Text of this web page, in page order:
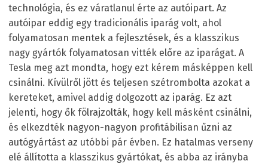
technológia, és ez váratlanul érte az autóipart. Az
autóipar eddig egy tradicionális iparág volt, ahol
folyamatosan mentek a fejlesztések, és a klasszikus
nagy gyártók folyamatosan vitték előre az iparágat. A
Tesla meg azt mondta, hogy ezt kérem másképpen kell
csinálni. Kívülről jött és teljesen szétrombolta azokat a
kereteket, amivel addig dolgozott az iparág. Ez azt
jelenti, hogy ők fölrajzolták, hogy kell másként csinálni,
és elkezdték nagyon-nagyon profitábilisan űzni az
autógyártást az utóbbi pár évben. Ez hatalmas verseny
elé állította a klasszikus gyártókat, és abba az irányba